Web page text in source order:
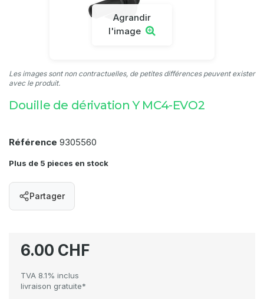
Agrandir
l'image
Les images sont non contractuelles, de petites différences peuvent exister
avec le produit.
Douille de dérivation Y MC4-EVO2
Référence 9305560
Plus de 5 pieces en stock
Partager
6.00 CHF
TVA 8.1% inclus
livraison gratuite*